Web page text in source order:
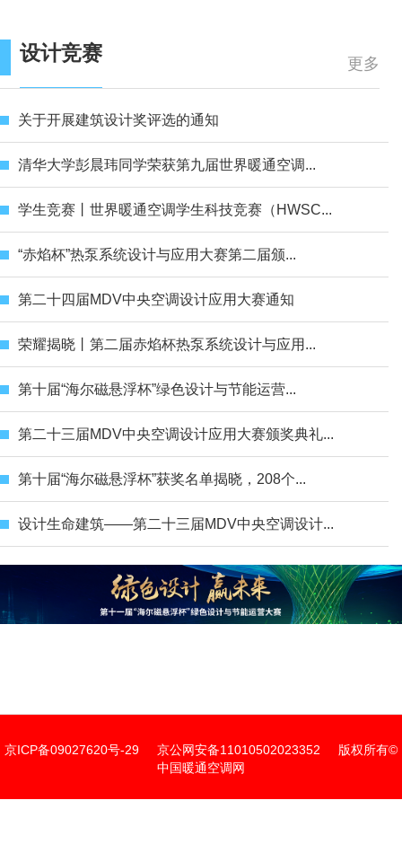
设计竞赛 更多
关于开展建筑设计奖评选的通知
清华大学彭晨玮同学荣获第九届世界暖通空调...
学生竞赛丨世界暖通空调学生科技竞赛（HWSC...
“赤焰杯”热泵系统设计与应用大赛第二届颁...
第二十四届MDV中央空调设计应用大赛通知
荣耀揭晓丨第二届赤焰杯热泵系统设计与应用...
第十届“海尔磁悬浮杯”绿色设计与节能运营...
第二十三届MDV中央空调设计应用大赛颁奖典礼...
第十届“海尔磁悬浮杯”获奖名单揭晓，208个...
设计生命建筑——第二十三届MDV中央空调设计...
京ICP备09027620号-29 京公网安备11010502023352 版权所有©
中国暖通空调网